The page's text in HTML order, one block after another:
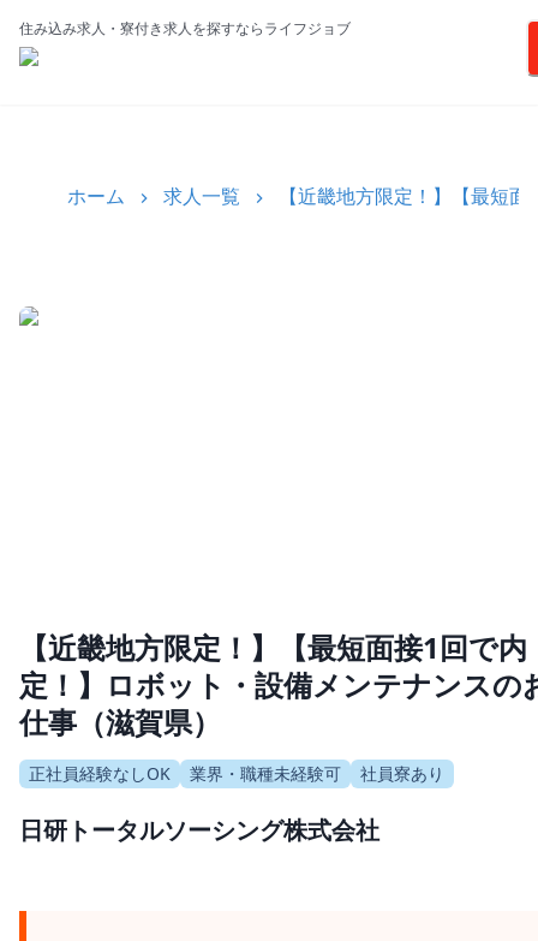
住み込み求人・寮付き求人を探すならライフジョブ
ホーム 求人一覧 【近畿地方限定！】【最短
【近畿地方限定！】【最短面接1回で内
定！】ロボット・設備メンテナンスの
仕事（滋賀県）
正社員経験なしOK 業界・職種未経験可 社員寮あり
日研トータルソーシング株式会社